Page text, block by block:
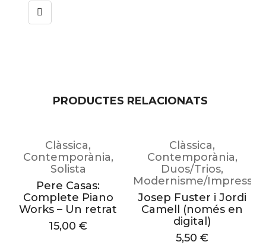
PRODUCTES RELACIONATS
Clàssica,
Contemporània,
Solista
Pere Casas:
Complete Piano
Works – Un retrat
15,00 €
Clàssica,
Contemporània,
Duos/Trios,
Modernisme/
Josep Fuster i Jordi
Camell (només en
digital)
5,50 €